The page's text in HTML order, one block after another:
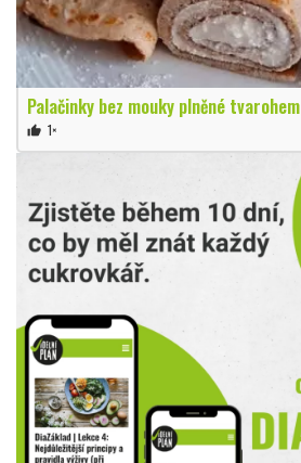
Palačinky bez mouky plněné tvarohem
thumb_up 1×